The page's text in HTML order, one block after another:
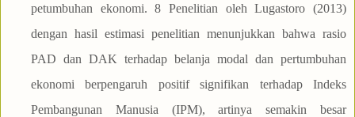
petumbuhan ekonomi. 8 Penelitian oleh Lugastoro (2013)
dengan hasil estimasi penelitian menunjukkan bahwa rasio
PAD dan DAK terhadap belanja modal dan pertumbuhan
ekonomi berpengaruh positif signifikan terhadap Indeks
Pembangunan Manusia (IPM), artinya semakin besar